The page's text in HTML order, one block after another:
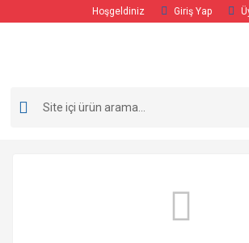
Hoşgeldiniz Giriş Yap